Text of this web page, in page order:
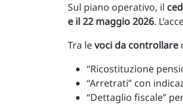
Sul piano operativo, il
e il 22 maggio 2026.
Tra levoci da controllare
“Ricostituzione
“Arretrati” con
“Dettaglio fiscale”